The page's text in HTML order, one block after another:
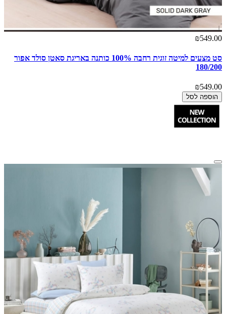
₪549.00
סט מצעים למיטה זוגית רחבה 100% כותנה באריגת סאטן סולד אפור
180/200
₪549.00
הוספה לסל